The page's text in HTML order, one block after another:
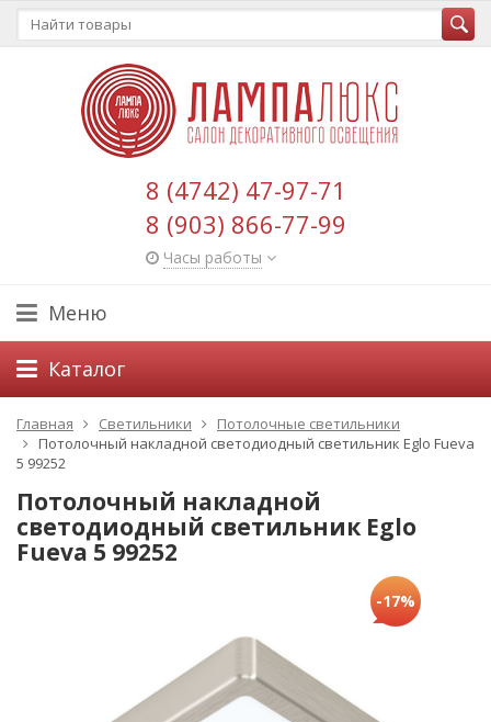
8 (4742) 47-97-71
8 (903) 866-77-99
Часы работы
Меню
Каталог
Главная Светильники
Потолочные светильники
Потолочный накладной светодиодный светильник Eglo Fueva
5 99252
Потолочный накладной
светодиодный светильник Eglo
Fueva 5 99252
-17%